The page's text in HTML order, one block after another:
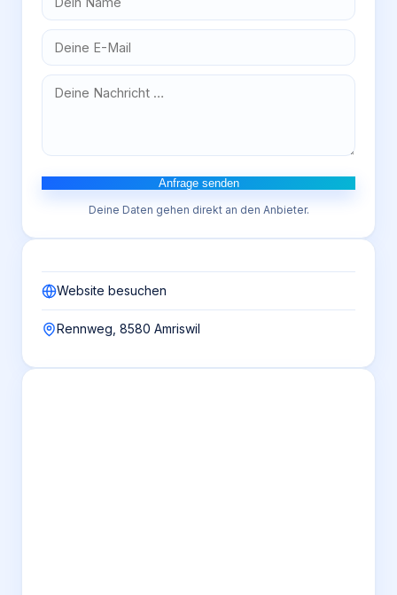
Anfrage senden
Deine Daten gehen direkt an den Anbieter.
Website besuchen
Rennweg, 8580 Amriswil